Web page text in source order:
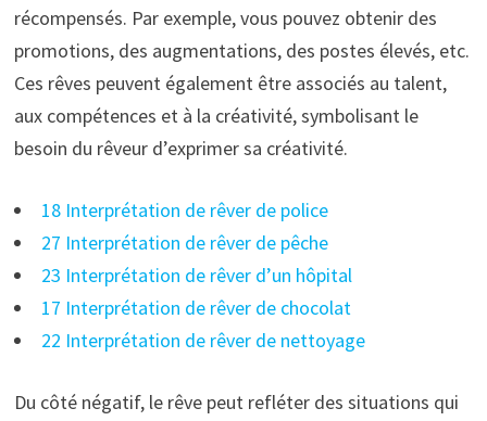
récompensés. Par exemple, vous pouvez obtenir des
promotions, des augmentations, des postes élevés, etc.
Ces rêves peuvent également être associés au talent,
aux compétences et à la créativité, symbolisant le
besoin du rêveur d’exprimer sa créativité.
18 Interprétation de rêver de police
27 Interprétation de rêver de pêche
23 Interprétation de rêver d’un hôpital
17 Interprétation de rêver de chocolat
22 Interprétation de rêver de nettoyage
Du côté négatif, le rêve peut refléter des situations qui